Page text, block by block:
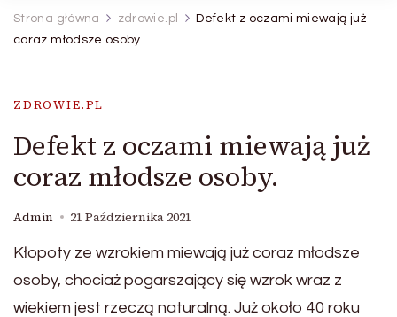
Strona główna zdrowie.pl
Defekt z oczami miewają już
coraz młodsze osoby.
ZDROWIE.PL
Defekt z oczami miewają już
coraz młodsze osoby.
Admin 21 Października 2021
Kłopoty ze wzrokiem miewają już coraz młodsze
osoby, chociaż pogarszający się wzrok wraz z
wiekiem jest rzeczą naturalną. Już około 40 roku